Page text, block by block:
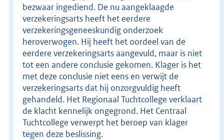
bezwaar ingediend. De nu aangeklaagde
verzekeringsarts heeft het eerdere
verzekeringsgeneeskundig onderzoek
heroverwogen. Hij heeft het oordeel van de
eerdere verzekeringsarts aangevuld, maar is niet
tot een andere conclusie gekomen. Klager is het
met deze conclusie niet eens en verwijt de
verzekeringsarts dat hij onzorgvuldig heeft
gehandeld. Het Regionaal Tuchtcollege verklaart
de klacht kennelijk ongegrond. Het Centraal
Tuchtcollege verwerpt het beroep van klager
tegen deze beslissing.